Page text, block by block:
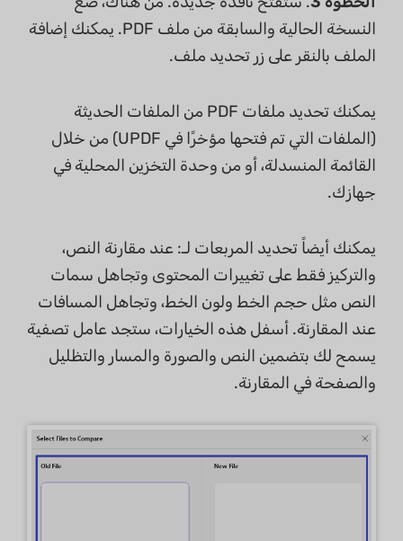
النسخة الحالية والسابقة من ملف PDF. يمكنك إضافة
الملف بالنقر على زر تحديد ملف.
يمكنك تحديد ملفات PDF من الملفات الحديثة
(الملفات التي تم فتحها مؤخرًا في UPDF) من خلال
القائمة المنسدلة، أو من وحدة التخزين المحلية في
جهازك.
يمكنك أيضاً تحديد المربعات لـ: عند مقارنة النص،
والتركيز فقط على تغييرات المحتوى وتجاهل سمات
النص مثل حجم الخط ولون الخط، وتجاهل المسافات
عند المقارنة. أسفل هذه الخيارات، ستجد عامل تصفية
يسمح لك بتضمين النص والصورة والمسار والتظليل
والصفحة في المقارنة.